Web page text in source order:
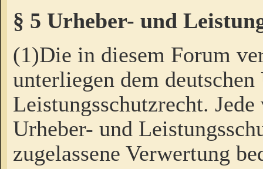
§ 5 Urheber- und
(1)Die in diesem Forum
unterliegen dem
Leistungsschutzrecht.
Urheber- und
zugelassene Verwertung